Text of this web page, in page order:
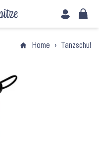
Home › Tanzschuhe